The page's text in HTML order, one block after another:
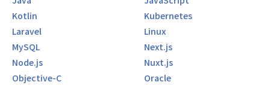
Kotlin
Kubernetes
Laravel
Linux
MySQL
Next.js
Node.js
Nuxt.js
Objective-C
Oracle